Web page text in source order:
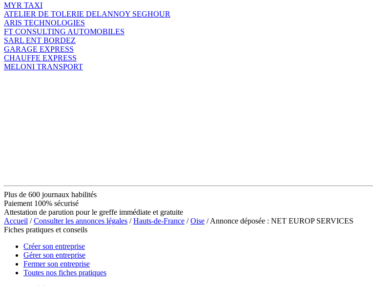
MYR TAXI
ATELIER DE TOLERIE DELANNOY SEGHOUR
ARIS TECHNOLOGIES
FT CONSULTING AUTOMOBILES
SARL ENT BORDEZ
GARAGE EXPRESS
CHAUFFE EXPRESS
MELONI TRANSPORT
Plus de 600 journaux habilités
Paiement 100% sécurisé
Attestation de parution pour le greffe immédiate et gratuite
Accueil /Consulter les annonces légales /Hauts-de-France /Oise / Annonce déposée : NET EUROP SERVICES
Fiches pratiques et conseils
Créer son entreprise
Gérer son entreprise
Fermer son entreprise
Toutes nos fiches pratiques